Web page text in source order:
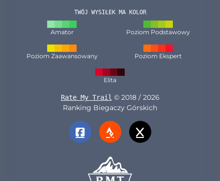
TWÓJ WYSIŁEK MA KOLOR
Amator Poziom Podstawowy
Poziom Zaawansowany Poziom Ekspert
Elita
Rate My Trail © 2018 / 2026
Ranking Biegaczy Górskich